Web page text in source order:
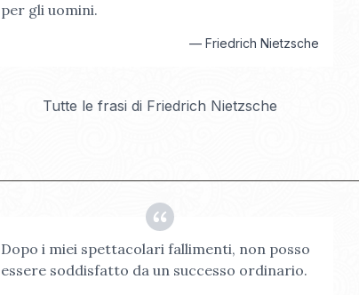
per gli uomini.
— Friedrich Nietzsche
Tutte le frasi di Friedrich Nietzsche
Dopo i miei spettacolari fallimenti, non posso
essere soddisfatto da un successo ordinario.